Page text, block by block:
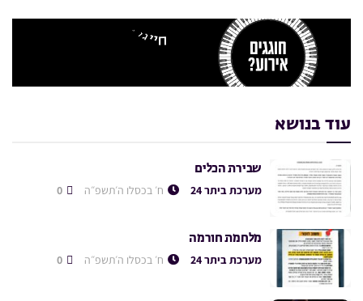
עוד בנושא
שבירת הכלים
מערכת ביתר 24 ח׳ בכסלו ה׳תשפ״ה
מלחמת חורמה
מערכת ביתר 24 ח׳ בכסלו ה׳תשפ״ה